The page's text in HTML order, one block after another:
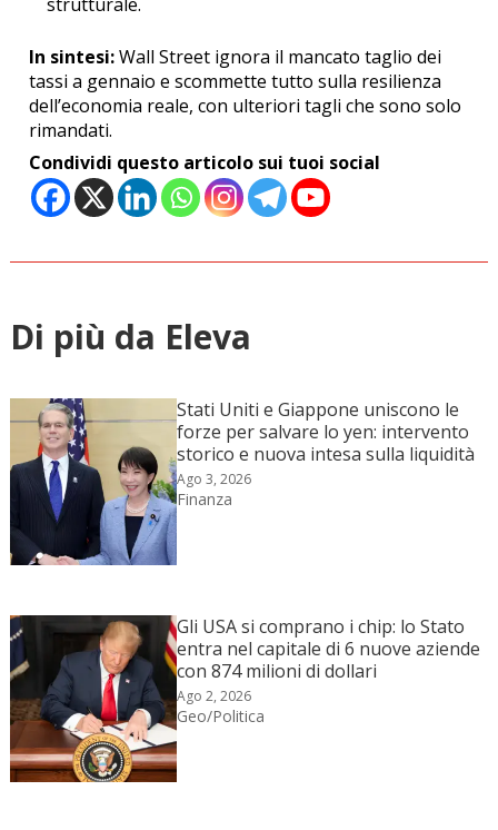
In sintesi:Wall Street ignora il mancato taglio dei
tassi a gennaio e scommette tutto sulla resilienza
dell’economia reale, con ulteriori tagli che sono solo
rimandati.
Condividi questo articolo sui tuoi social
Di più da Eleva
Stati Uniti e Giappone uniscono le
forze per salvare lo yen: intervento
storico e nuova intesa sulla liquidità
Ago 3, 2026
Finanza
Gli USA si comprano i chip: lo Stato
entra nel capitale di 6 nuove aziende
con 874 milioni di dollari
Ago 2, 2026
Geo/Politica